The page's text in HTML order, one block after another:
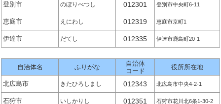
登別市 のぼりべつし 012301 登別市中央町6-11
恵庭市 えにわし 012319 恵庭市京町1
伊達市 だてし 012335 伊達市鹿島町20-1
自治体名 ふりがな
自治体
コード
役所所在地
北広島市 きたひろしまし 012343 北広島市中央4-2-1
石狩市 いしかりし 012351 石狩市花川北6条1-30-2